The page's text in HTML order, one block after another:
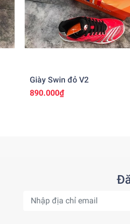
Giày Swin đỏ V2
890.000₫